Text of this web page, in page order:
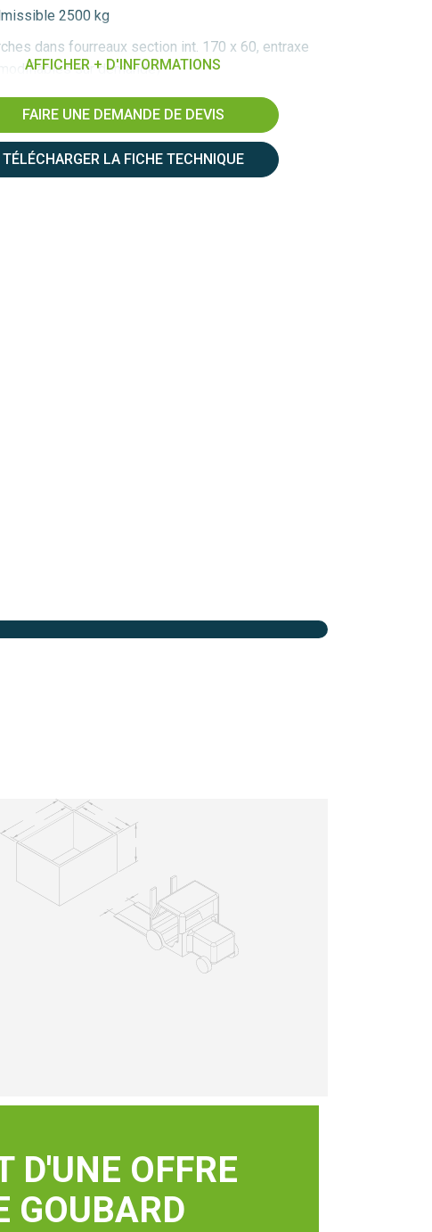
2500 kg
dans fourreaux section int. 170 x 60, entraxe
sur demande)
devra être répartie suivant l’axe du chargeur
kg
sur-mesure ou quantité doigts modifiable (nous
AFFICHER + D'INFORMATIONS
FAIRE UNE DEMANDE DE DEVIS
TÉLÉCHARGER LA FICHE TECHNIQUE
D'UNE OFFRE
GOUBARD